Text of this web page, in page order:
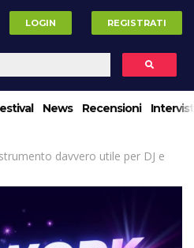
LOGIN REGISTRATI
News Recensioni
davvero utile per DJ e